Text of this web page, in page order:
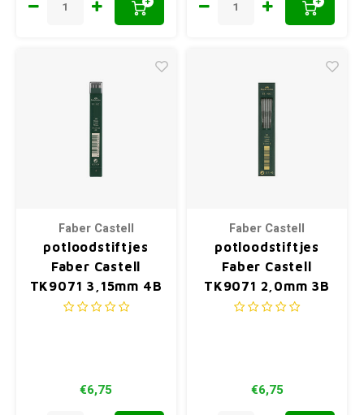
Faber Castell
potloodstiftjes
Faber Castell
TK9071 3,15mm 4B
€6,75
Faber Castell
potloodstiftjes
Faber Castell
TK9071 2,0mm 3B
€6,75